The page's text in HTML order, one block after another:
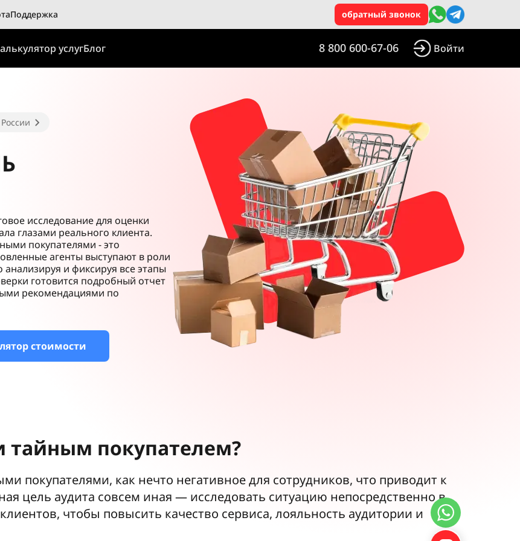
Поддержка обратный звонок
услугБлог 8 800 600-67-06 Войти
исследование для оценки
глазами реального клиента.
покупателями - это
агенты выступают в роли
и фиксируя все этапы
готовится подробный отчет
рекомендациями по
стоимости
покупателем?
покупателями, как нечто негативное для сотрудников, что приводит к
цель аудита совсем иная — исследовать ситуацию непосредственно в
чтобы повысить качество сервиса, лояльность аудитории и